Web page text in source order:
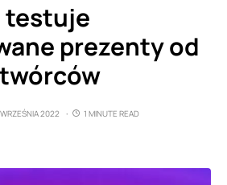
testuje
prezenty od
2022
1 MINUTE READ